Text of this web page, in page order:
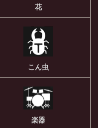
花
こん虫
楽器